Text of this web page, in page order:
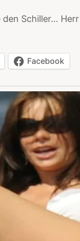
Schiller…
Facebook